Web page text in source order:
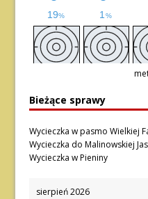
Bieżące sprawy
Wycieczka w pasmo Wielkiej
Wycieczka do Malinowskiej
Wycieczka w Pieniny
sierpień 2026